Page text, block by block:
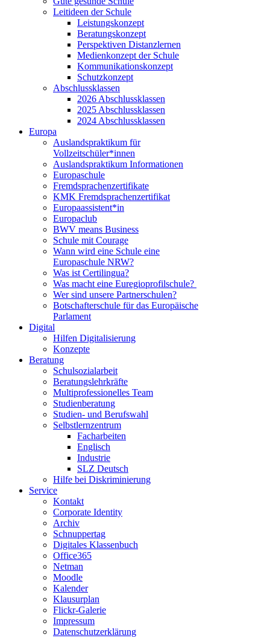
Leitideen der Schule
Leistungskonzept
Beratungskonzept
Perspektiven Distanzlernen
Medienkonzept der Schule
Kommunikationskonzept
Schutzkonzept
Abschlussklassen
2026 Abschlussklassen
2025 Abschlussklassen
2024 Abschlussklassen
Europa
Auslandspraktikum für
Vollzeitschüler*innen
Auslandspraktikum Informationen
Europaschule
Fremdsprachenzertifikate
KMK Fremdsprachenzertifikat
Europaassistent*in
Europaclub
BWV means Business
Schule mit Courage
Wann wird eine Schule eine
Europaschule NRW?
Was ist Certilingua?
Was macht eine Euregioprofilschule?
Wer sind unsere Partnerschulen?
Botschafterschule für das Europäische
Parlament
Digital
Hilfen Digitalisierung
Konzepte
Beratung
Schulsozialarbeit
Beratungslehrkräfte
Multiprofessionelles Team
Studienberatung
Studien- und Berufswahl
Selbstlernzentrum
Facharbeiten
Englisch
Industrie
SLZ Deutsch
Hilfe bei Diskriminierung
Service
Kontakt
Corporate Identity
Archiv
Schnuppertag
Digitales Klassenbuch
Office365
Netman
Moodle
Kalender
Klausurplan
Flickr-Galerie
Impressum
Datenschutzerklärung